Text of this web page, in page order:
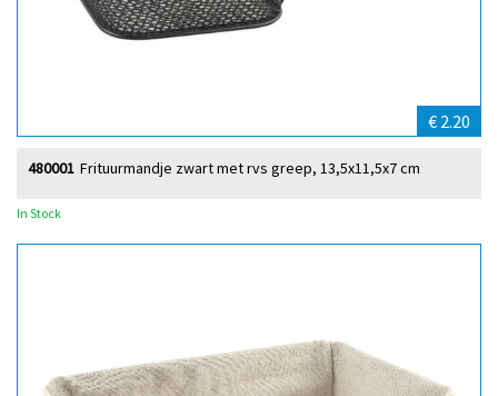
€ 2.20
Frituurmandje zwart met rvs greep, 13,5x11,5x7 cm
480001
In Stock